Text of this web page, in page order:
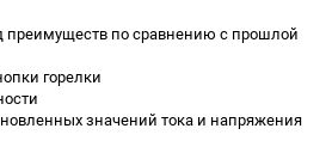
преимуществ по сравнению с прошлой
горелки
значений тока и напряжения